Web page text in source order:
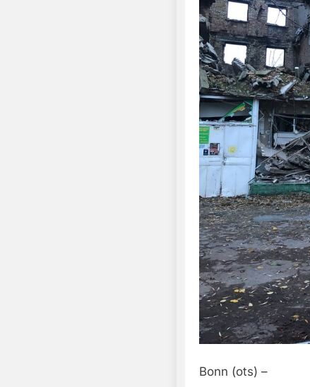
Bonn (ots) –